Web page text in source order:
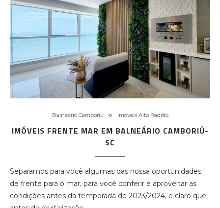
Balneário Camboriú Imóveis Alto Padrão
IMÓVEIS FRENTE MAR EM BALNEÁRIO CAMBORIÚ-
SC
Separamos para você algumas das nossa oportunidades
de frente para o mar, para você conferir e aproveitar as
condições antes da temporada de 2023/2024, e claro que